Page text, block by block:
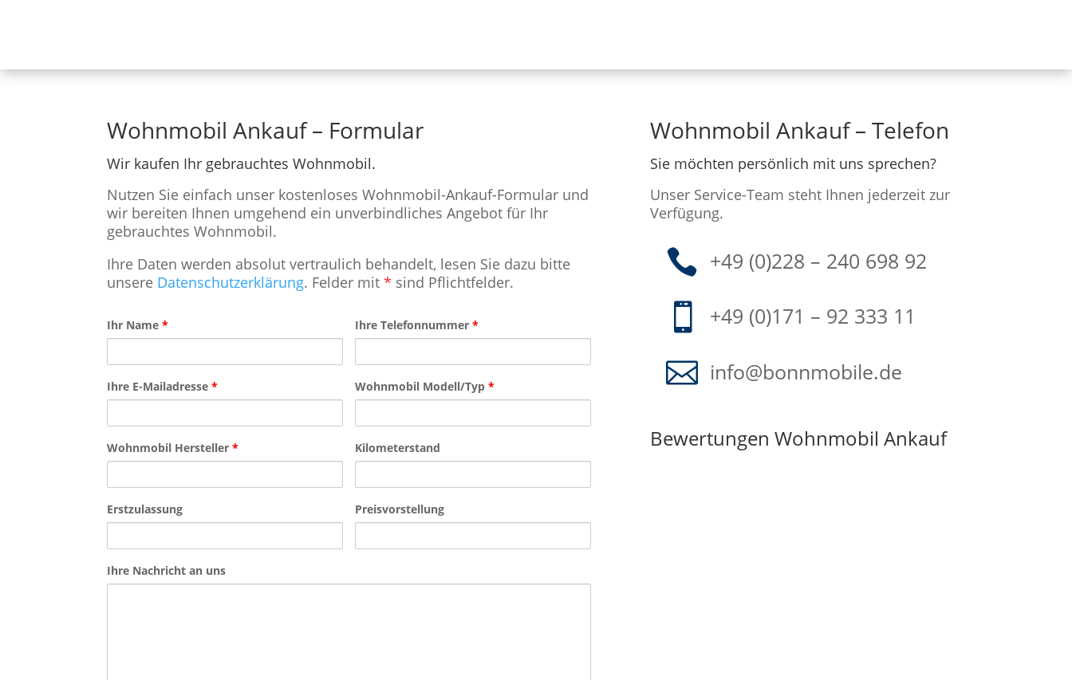
Wohnmobil Ankauf – Formular
Wir kaufen Ihr gebrauchtes Wohnmobil.
Nutzen Sie einfach unser kostenloses Wohnmobil-Ankauf-Formular und
wir bereiten Ihnen umgehend ein unverbindliches Angebot für Ihr
gebrauchtes Wohnmobil.
Ihre Daten werden absolut vertraulich behandelt, lesen Sie dazu bitte
unsere Datenschutzerklärung. Felder mit* sind Pflichtfelder.
Ihr Name*
Ihre E-Mailadresse*
Wohnmobil Hersteller*
Erstzulassung
Ihre Telefonnummer*
Wohnmobil Modell/Typ*
Kilometerstand
Preisvorstellung
Ihre Nachricht an uns
Wohnmobil Ankauf – Telefon
Sie möchten persönlich mit uns sprechen?
Unser Service-Team steht Ihnen jederzeit zur
Verfügung.
 +49 (0)228 – 240 698 92
 +49 (0)171 – 92 333 11
 info@bonnmobile.de
Bewertungen Wohnmobil Ankauf